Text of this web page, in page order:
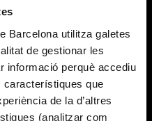
Barcelona utilitza galetes
de gestionar les
informació perquè accediu
característiques que
de la d’altres
(analitzar com